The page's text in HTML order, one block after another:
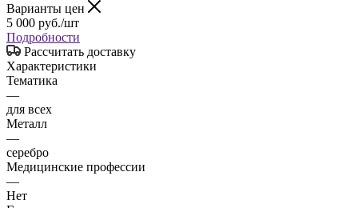
Варианты цен
5 000 руб./шт
Подробности
Рассчитать доставку
Характеристики
Тематика
—
для всех
Металл
—
серебро
Медицинские профессии
—
Нет